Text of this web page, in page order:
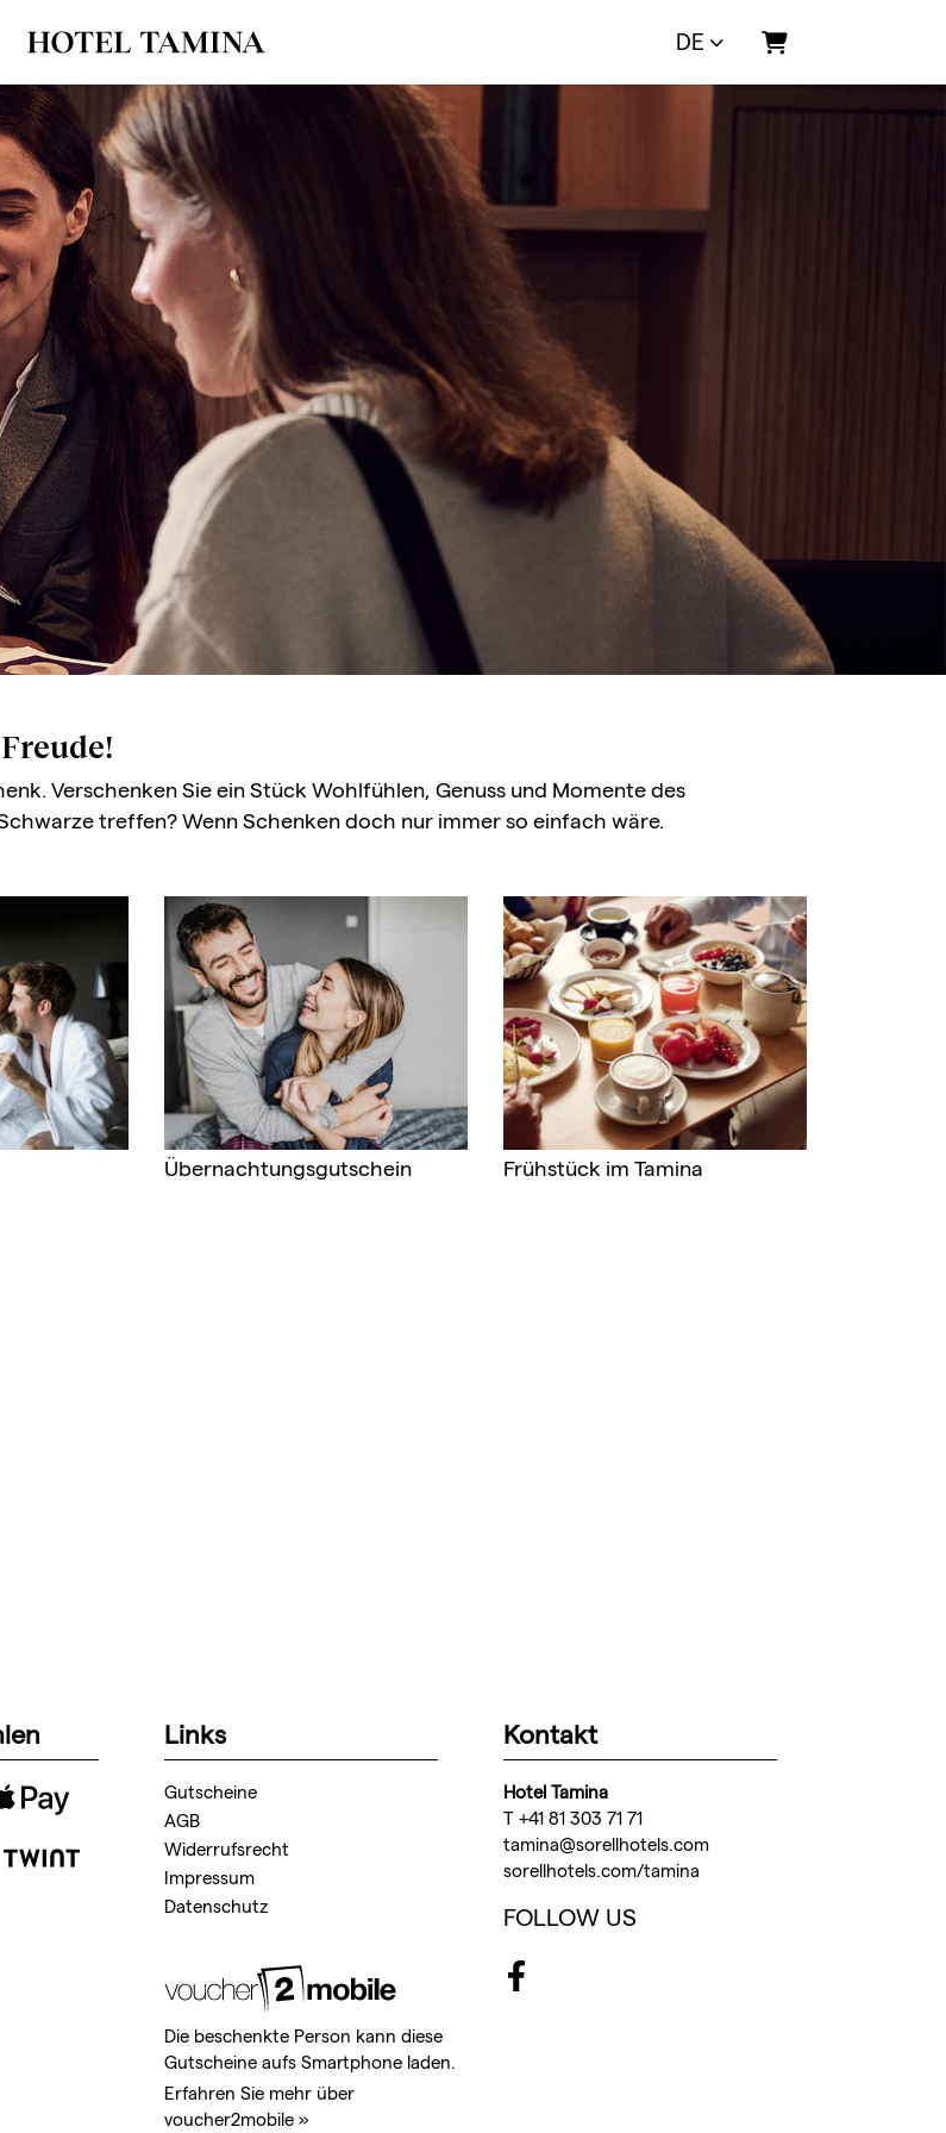
DE
Warenkorb
Verschenken Sie ein Stück Wohlfühlen, Genuss und Momente des
treffen? Wenn Schenken doch nur immer so einfach wäre.
Übernachtungsgutschein Frühstück im Tamina
Links
Gutscheine
AGB
Widerrufsrecht
Impressum
Datenschutz
Die beschenkte Person kann diese
Gutscheine aufs Smartphone laden.
Erfahren Sie mehr über
voucher2mobile »
Kontakt
Hotel Tamina
T +41 81 303 71 71
tamina@sorellhotels.com
sorellhotels.com/tamina
FOLLOW US
Facebook